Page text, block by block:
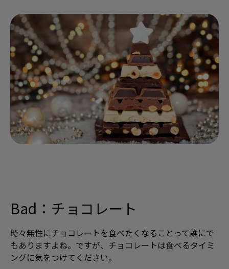
Bad： チョコレート
時々無性にチョコレートを食べたくなることって誰にで
もありますよね。ですが、チョコレートは食べるタイミ
ングに気をつけてください。